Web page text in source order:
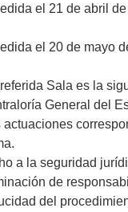
el 21 de abril
el 20 de mayo
Sala es la
General del
a la seguridad
de
del